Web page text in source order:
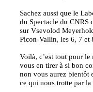
Sachez aussi que le
du Spectacle du CNRS
sur Vsevolod
Picon-Vallin, les 6, 7 et
Voilà, c’est tout pour
vous en tirer à si bon
non vous aurez bientôt
ce qui nous trotte par